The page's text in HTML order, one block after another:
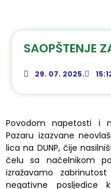
SAOPŠTENJE
29. 07. 2025.
​Povodom napetosti i
Pazaru izazvane
lica na DUNP, čije
čelu sa načelnikom
izražavamo
negativne